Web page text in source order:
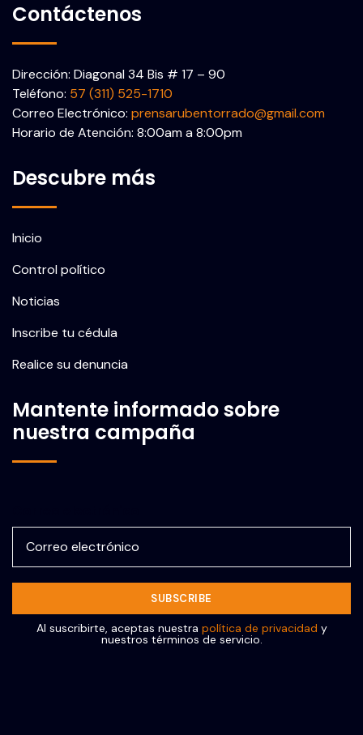
Contáctenos
Dirección: Diagonal 34 Bis # 17 – 90
Teléfono: 57 (311) 525-1710
Correo Electrónico: prensarubentorrado@gmail.com
Horario de Atención: 8:00am a 8:00pm
Descubre más
Inicio
Control político
Noticias
Inscribe tu cédula
Realice su denuncia
Mantente informado sobre
nuestra campaña
Al suscribirte, aceptas nuestra política de privacidad y
nuestros términos de servicio.